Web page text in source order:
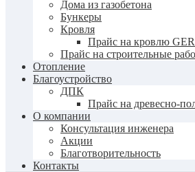
Дома из газобетона
Бункеры
Кровля
Прайс на кровлю
Прайс на строительные
Отопление
Благоустройство
ДПК
Прайс на древесно-
О компании
Консультация инженера
Акции
Благотворительность
Контакты